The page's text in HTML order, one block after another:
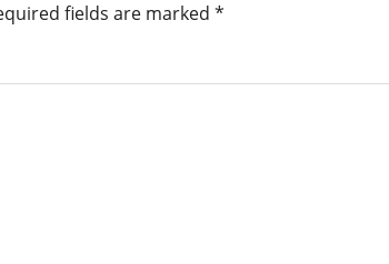
fields are marked *